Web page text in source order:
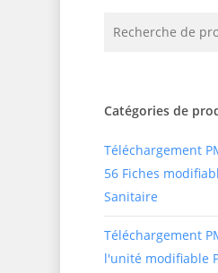
Recherche
Catégories de
Téléchargement
56 Fiches
Sanitaire
Téléchargement
l'unité modifiable